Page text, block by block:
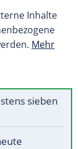
Inhalte
Mehr
sieben